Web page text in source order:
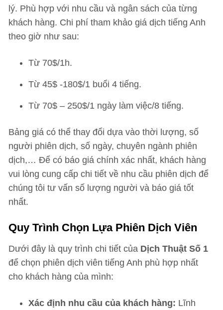
lý. Phù hợp với nhu cầu và ngân sách của từng
khách hàng. Chi phí tham khảo giá dịch tiếng Anh
theo giờ như sau:
Từ 70$/1h.
Từ 45$ -180$/1 buổi 4 tiếng.
Từ 70$ – 250$/1 ngày làm việc/8 tiếng.
Bảng giá có thể thay đổi dựa vào thời lượng, số
người phiên dịch, số ngày, chuyên ngành phiên
dịch,… Để có báo giá chính xác nhất, khách hàng
vui lòng cung cấp chi tiết về nhu cầu phiên dịch để
chúng tôi tư vấn số lượng người và báo giá tốt
nhất.
Quy Trình Chọn Lựa Phiên Dịch Viên
Dưới đây là quy trình chi tiết của Dịch Thuật Số 1
để chọn phiên dịch viên tiếng Anh phù hợp nhất
cho khách hàng của mình:
Xác định nhu cầu của khách hàng: Lĩnh